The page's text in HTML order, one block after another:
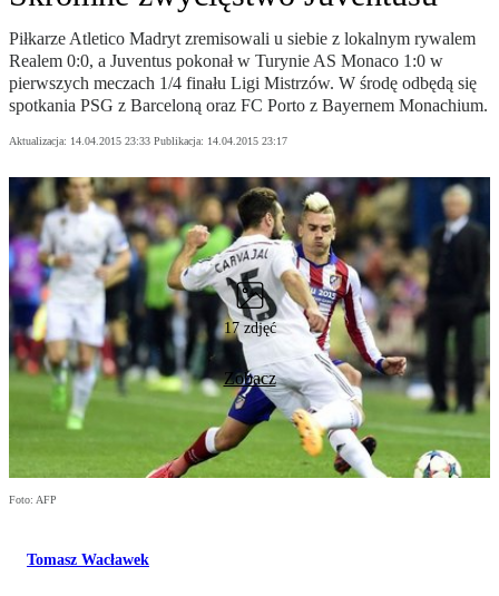
Piłkarze Atletico Madryt zremisowali u siebie z lokalnym rywalem
Realem 0:0, a Juventus pokonał w Turynie AS Monaco 1:0 w
pierwszych meczach 1/4 finału Ligi Mistrzów. W środę odbędą się
spotkania PSG z Barceloną oraz FC Porto z Bayernem Monachium.
Aktualizacja: 14.04.2015 23:33 Publikacja: 14.04.2015 23:17
17 zdjęć
Zobacz
Foto: AFP
Tomasz Wacławek